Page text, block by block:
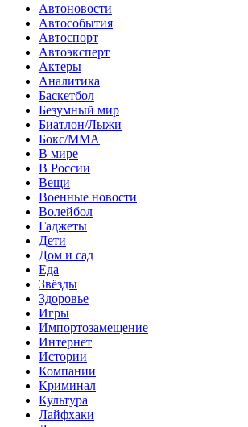
Автоновости
Автособытия
Автоспорт
Автоэксперт
Актеры
Аналитика
Баскетбол
Безумный мир
Биатлон/Лыжи
Бокс/MMA
В мире
В России
Вещи
Военные новости
Волейбол
Гаджеты
Дети
Дом и сад
Еда
Звёзды
Здоровье
Игры
Импортозамещение
Интернет
Истории
Компании
Криминал
Культура
Лайфхаки